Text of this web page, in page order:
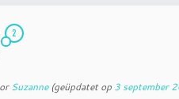
2
Suzanne(geüpdatet op 3 september